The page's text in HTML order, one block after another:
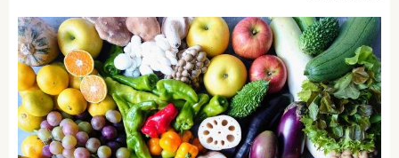
おでかけ
生活